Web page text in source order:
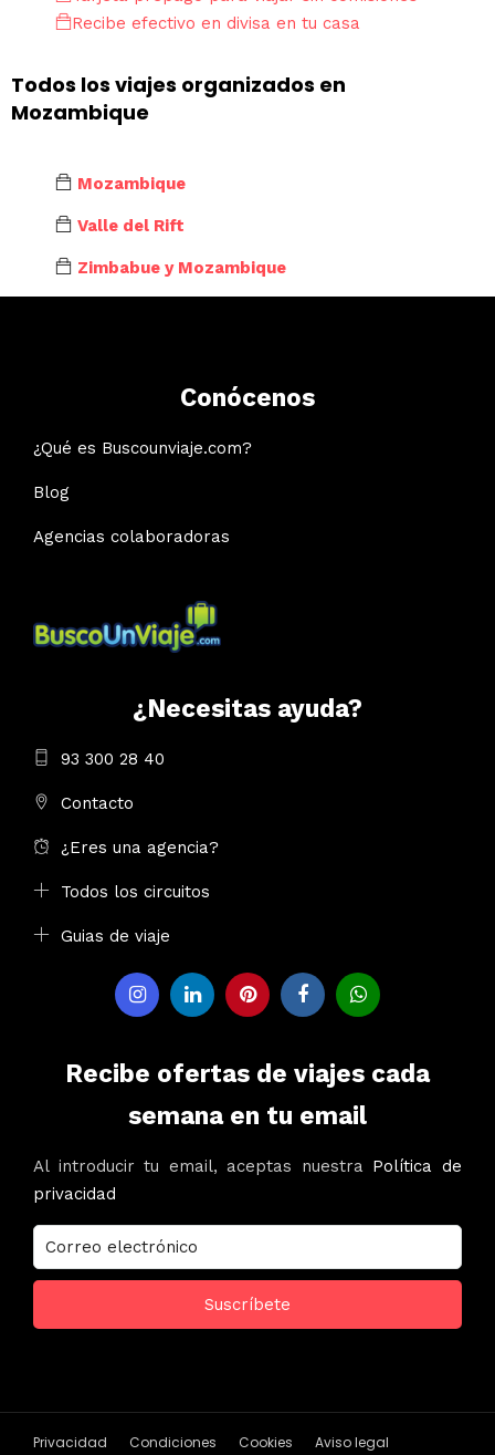
Recibe efectivo en divisa en tu casa
Todos los viajes organizados en
Mozambique
Mozambique
Valle del Rift
Zimbabue y Mozambique
Conócenos
¿Qué es Buscounviaje.com?
Blog
Agencias colaboradoras
¿Necesitas ayuda?
93 300 28 40
Contacto
¿Eres una agencia?
Todos los circuitos
Guias de viaje
Recibe ofertas de viajes cada
semana en tu email
Al introducir tu email, aceptas nuestra Política de
privacidad
Privacidad Condiciones Cookies Aviso legal